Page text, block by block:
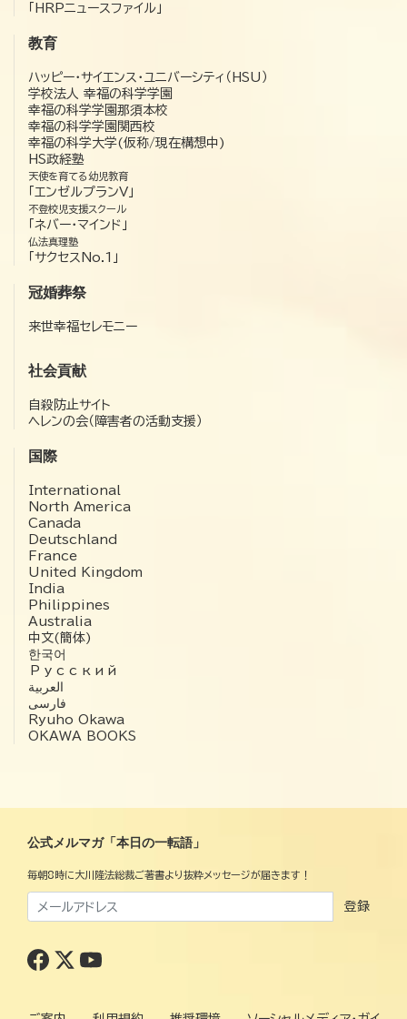
「HRPニュースファイル」
教育
ハッピー・サイエンス・ユニバーシティ（HSU）
学校法人 幸福の科学学園
幸福の科学学園那須本校
幸福の科学学園関西校
幸福の科学大学(仮称/現在構想中)
HS政経塾
天使を育てる幼児教育
「エンゼルプランV」
不登校児支援スクール
「ネバー・マインド」
仏法真理塾
「サクセスNo.1」
冠婚葬祭
来世幸福セレモニー
社会貢献
自殺防止サイト
ヘレンの会（障害者の活動支援）
国際
International
North America
Canada
Deutschland
France
United Kingdom
India
Philippines
Australia
中文(簡体)
한국어
Русский
العربية‏
فارسی
Ryuho Okawa
OKAWA BOOKS
公式メルマガ「本日の一転語」
毎朝8時に大川隆法総裁ご著書より抜粋メッセージが届きます！
登録